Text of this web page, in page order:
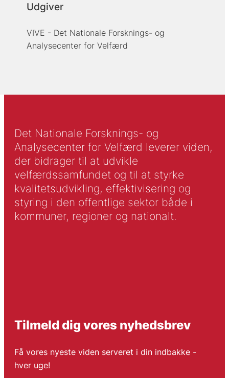
Udgiver
VIVE - Det Nationale Forsknings- og
Analysecenter for Velfærd
Det Nationale Forsknings- og
Analysecenter for Velfærd leverer viden,
der bidrager til at udvikle
velfærdssamfundet og til at styrke
kvalitetsudvikling, effektivisering og
styring i den offentlige sektor både i
kommuner, regioner og nationalt.
Tilmeld dig vores nyhedsbrev
Få vores nyeste viden serveret i din indbakke -
hver uge!